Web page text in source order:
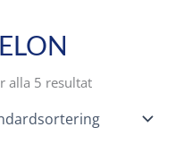
alla 5 resultat